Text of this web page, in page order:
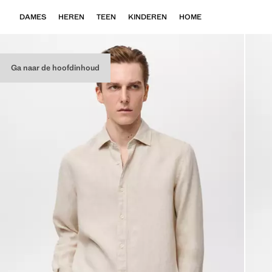
Ga naar de hoofdinhoud
DAMES HEREN TEEN KINDEREN HOME